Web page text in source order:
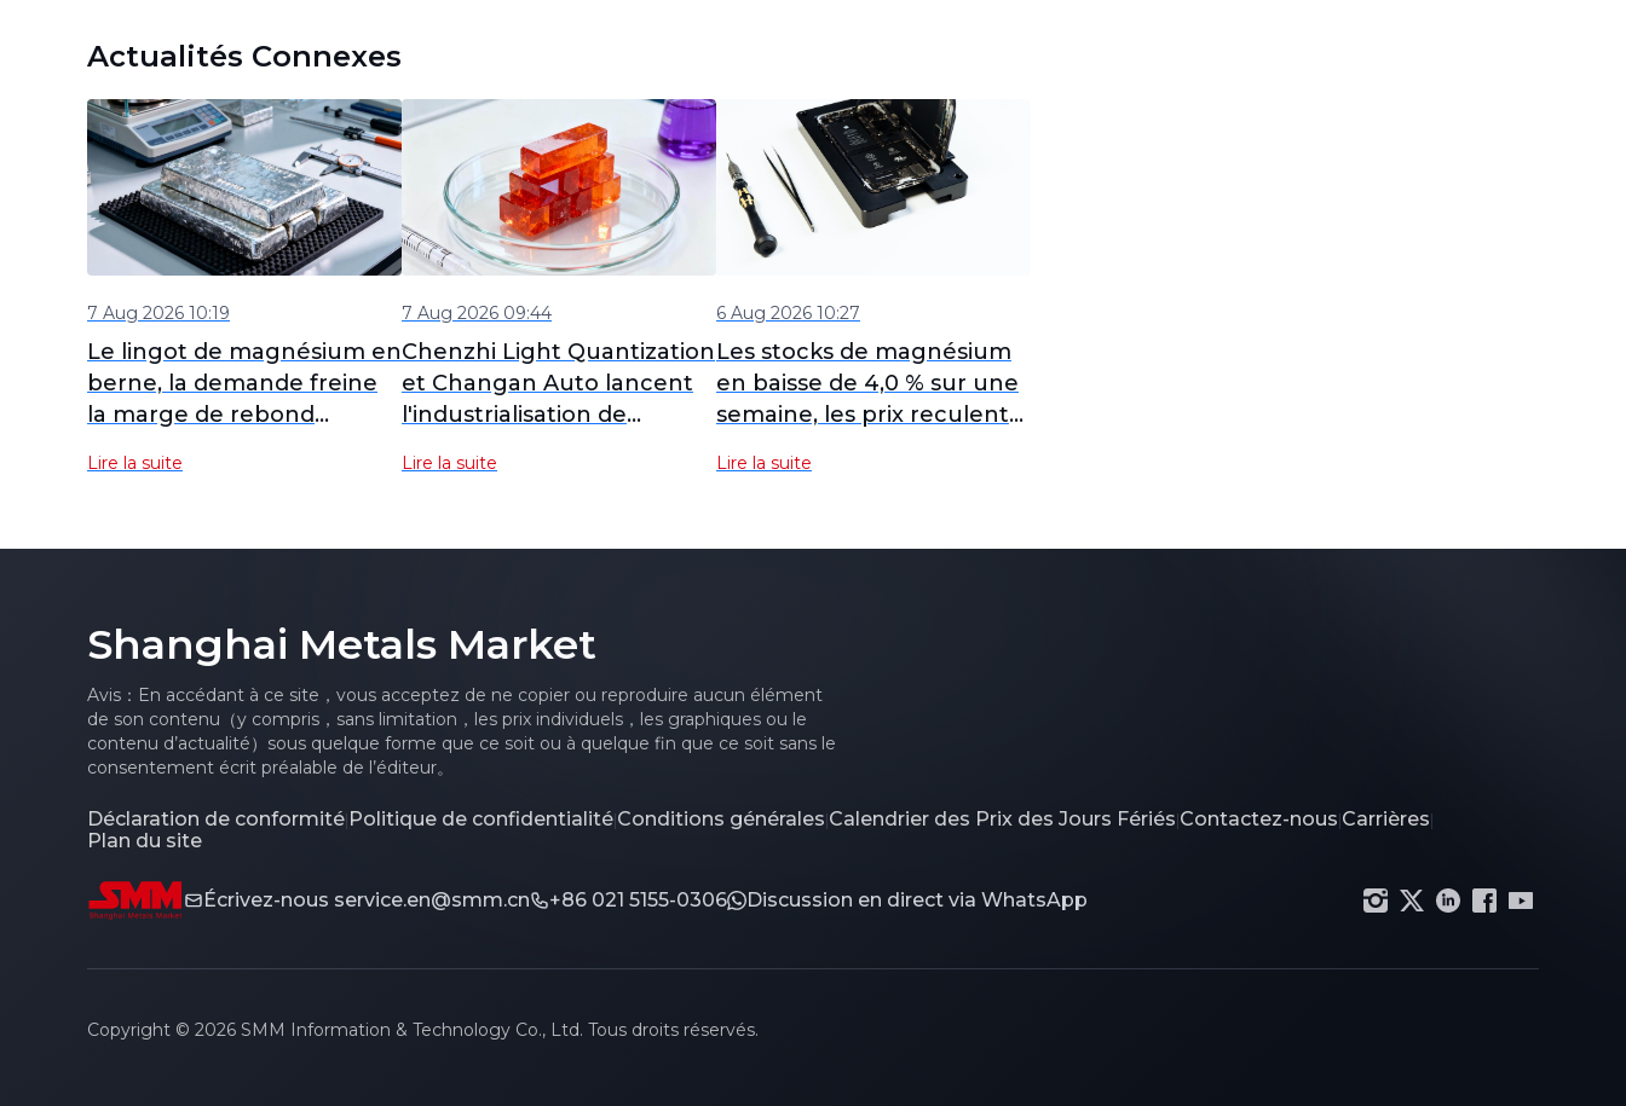
Actualités Connexes
7 Aug 2026 10:19
Le lingot de magnésium en
berne, la demande freine
la marge de rebond
SMM sur le magnésium]
Lire la suite
7 Aug 2026 09:44
Chenzhi Light Quantization
et Changan Auto lancent
l'industrialisation de
pour véhicules électriques
Lire la suite
6 Aug 2026 10:27
Les stocks de magnésium
en baisse de 4,0 % sur une
semaine, les prix reculent
demande et de contraintes
Lire la suite
Shanghai Metals Market
Avis：En accédant à ce site，vous acceptez de ne copier ou reproduire aucun élément
de son contenu（y compris，sans limitation，les prix individuels，les graphiques ou le
contenu d’actualité）sous quelque forme que ce soit ou à quelque fin que ce soit sans le
consentement écrit préalable de l’éditeur。
Déclaration de conformité| Politique de confidentialité|Conditions générales|Calendrier des Prix des Jours Fériés|Contactez-nous|Carrières|
Plan du site
Écrivez-nous service.en@smm.cn +86 021 5155-0306 Discussion en direct via WhatsApp
Copyright © 2026 SMM Information & Technology Co., Ltd. Tous droits réservés.